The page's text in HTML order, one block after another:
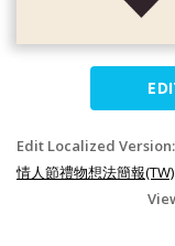
Edit Localized Version:
情人節禮物想法簡報(TW)